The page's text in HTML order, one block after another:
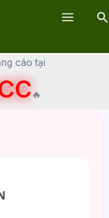
cáo tại
🔥